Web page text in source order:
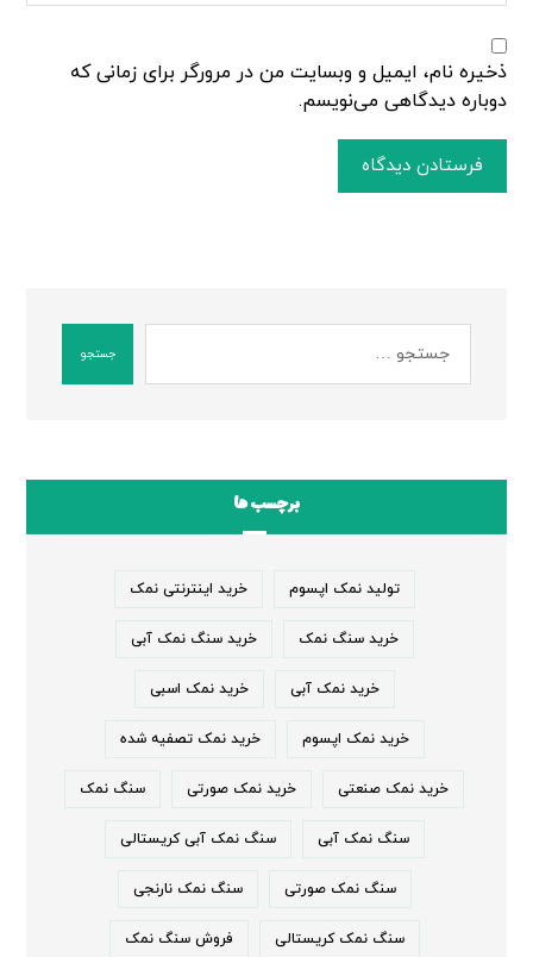
ذخیره نام، ایمیل و وبسایت من در مرورگر برای زمانی که
دوباره دیدگاهی می‌نویسم.
فرستادن دیدگاه
جستجو
برچسب ها
تولید نمک اپسوم خرید اینترنتی نمک
خرید سنگ نمک خرید سنگ نمک آبی
خرید نمک آبی خرید نمک اسبی
خرید نمک اپسوم خرید نمک تصفیه شده
خرید نمک صنعتی خرید نمک صورتی سنگ نمک
سنگ نمک آبی سنگ نمک آبی کریستالی
سنگ نمک صورتی سنگ نمک نارنجی
سنگ نمک کریستالی فروش سنگ نمک